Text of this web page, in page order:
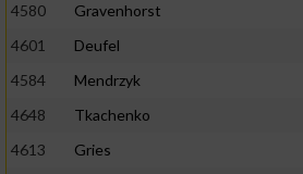
4580
Gravenhorst
4601
Deufel
4584
Mendrzyk
4648
Tkachenko
4613
Gries